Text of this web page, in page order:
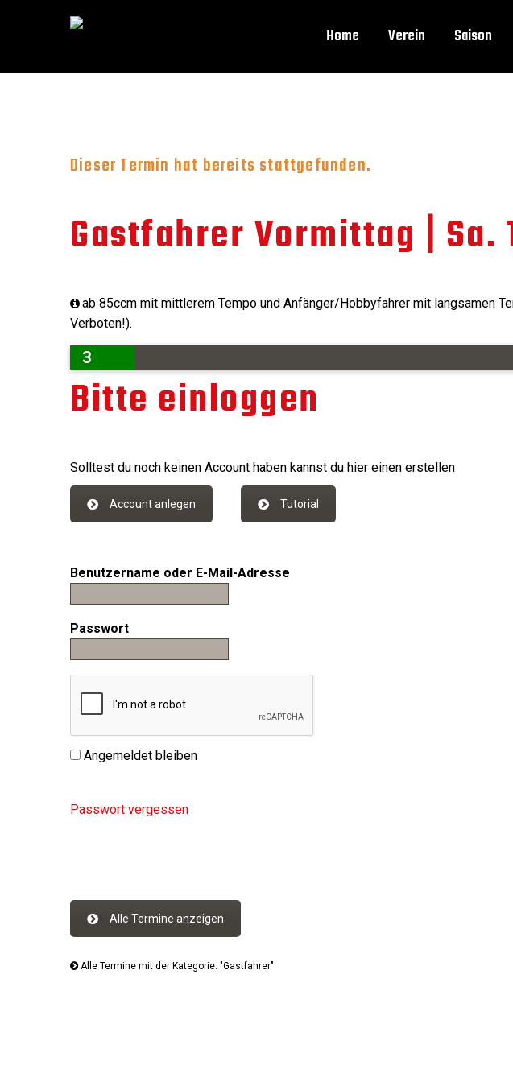
Home Verein Saison
Dieser Termin hat bereits stattgefunden.
Gastfahrer Vormittag | Sa.
ab 85ccm mit mittlerem Tempo und Anfänger/Hobbyfahrer mit langsamen
Verboten!).
3
Bitte einloggen
Solltest du noch keinen Account haben kannst du hier einen erstellen
Account anlegen Tutorial
Benutzername oder E-Mail-Adresse
Passwort
Angemeldet bleiben
Passwort vergessen
Alle Termine anzeigen
Alle Termine mit der Kategorie: "Gastfahrer"